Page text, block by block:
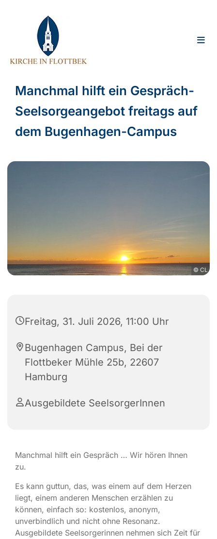
Manchmal hilft ein Gespräch-
Seelsorgeangebot freitags auf
dem Bugenhagen-Campus
© CL
Freitag, 31. Juli 2026, 11:00 Uhr
Bugenhagen Campus, Bei der
Flottbeker Mühle 25b, 22607
Hamburg
Ausgebildete SeelsorgerInnen
Manchmal hilft ein Gespräch … Wir hören Ihnen
zu.
Es kann guttun, das, was einem auf dem Herzen
liegt, einem anderen Menschen erzählen zu
können, einfach so: kostenlos, anonym,
unverbindlich und nicht ohne Resonanz.
Ausgebildete Seelsorgerinnen nehmen sich Zeit für